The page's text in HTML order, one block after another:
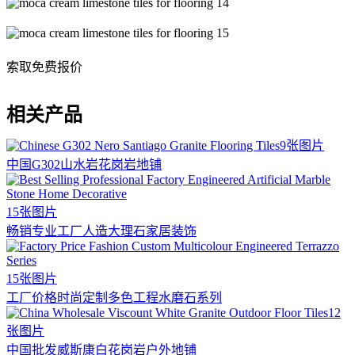
索取免费报价
相关产品
9张图片
中国G302山水岩花岗岩地铺
15张图片
畅销专业工厂人造大理石家居装饰
15张图片
工厂价格时尚定制多色工程水磨石系列
12
张图片
中国批发威斯康白花岗岩户外地铺